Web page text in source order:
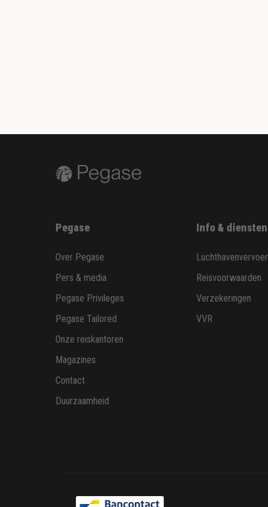
Pegase
Over Pegase
Pers & media
Pegase Privileges
Pegase Tailored
Onze reiskantoren
Magazines
Contact
Duurzaamheid
Info & diensten
Luchthavenvervoer
Reisvoorwaarden
Verzekeringen
VVR